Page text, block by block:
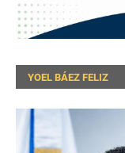
YOEL BÁEZ FELIZ